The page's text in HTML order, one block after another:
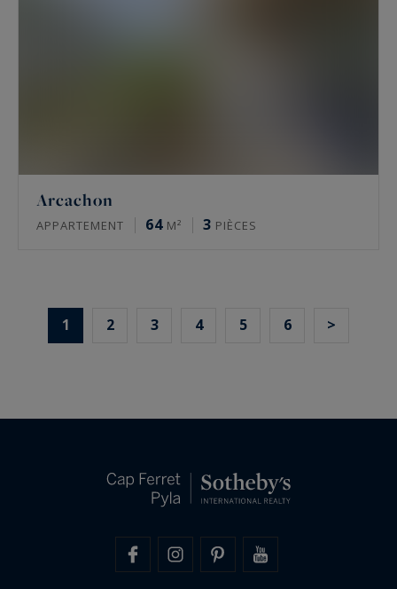
Arcachon
APPARTEMENT 64 M² 3 PIÈCES
1 2 3 4 5 6 >